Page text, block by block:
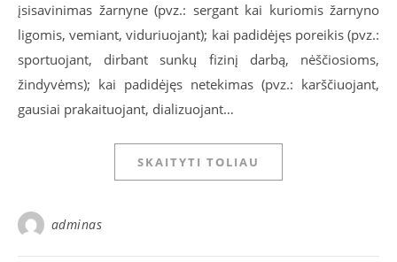
įsisavinimas žarnyne (pvz.: sergant kai kuriomis žarnyno
ligomis, vemiant, viduriuojant); kai padidėjęs poreikis (pvz.:
sportuojant, dirbant sunkų fizinį darbą, nėščiosioms,
žindyvėms); kai padidėjęs netekimas (pvz.: karščiuojant,
gausiai prakaituojant, dializuojant…
SKAITYTI TOLIAU
adminas